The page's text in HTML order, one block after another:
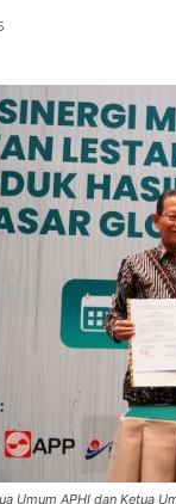
Umum APHI dan Ketua